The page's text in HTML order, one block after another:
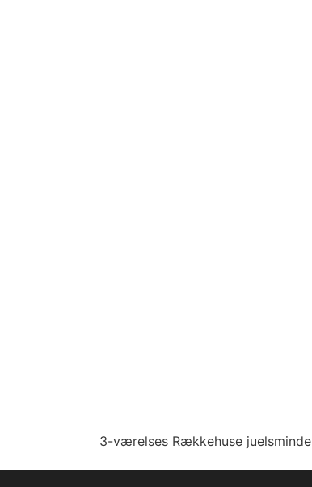
3-værelses Rækkehuse juelsminde